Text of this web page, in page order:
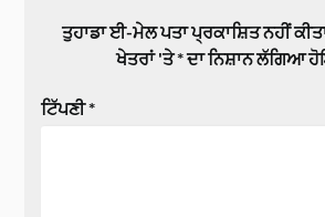
ਤੁਹਾਡਾ ਈ-ਮੇਲ ਪਤਾ ਪ੍ਰਕਾਸ਼ਿਤ ਨਹੀਂ
ਖੇਤਰਾਂ 'ਤੇ*ਦਾ ਨਿਸ਼ਾਨ ਲੱਗਿਆ
ਟਿੱਪਣੀ*